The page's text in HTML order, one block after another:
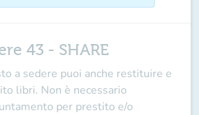
43 - SHARE
a sedere puoi anche restituire e
libri. Non è necessario
per prestito e/o